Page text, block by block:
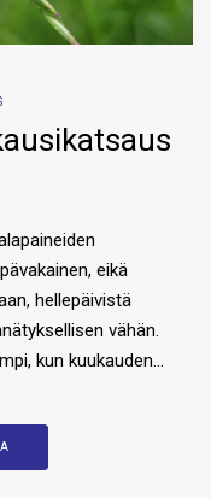
eikä
hellepäivistä
vähän.
kun kuukauden…